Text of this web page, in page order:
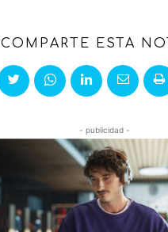
COMPARTE ESTA
- publicidad -